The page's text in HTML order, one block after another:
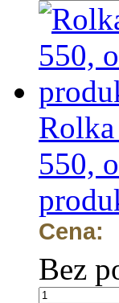
550,
Cena:
Bez